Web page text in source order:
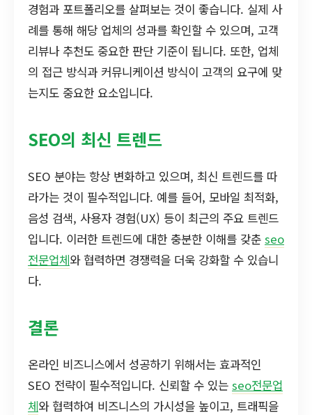
경험과 포트폴리오를 살펴보는 것이 좋습니다. 실제 사
례를 통해 해당 업체의 성과를 확인할 수 있으며, 고객
리뷰나 추천도 중요한 판단 기준이 됩니다. 또한, 업체
의 접근 방식과 커뮤니케이션 방식이 고객의 요구에 맞
는지도 중요한 요소입니다.
SEO의 최신 트렌드
SEO 분야는 항상 변화하고 있으며, 최신 트렌드를 따
라가는 것이 필수적입니다. 예를 들어, 모바일 최적화,
음성 검색, 사용자 경험(UX) 등이 최근의 주요 트렌드
입니다. 이러한 트렌드에 대한 충분한 이해를 갖춘 seo
전문업체와 협력하면 경쟁력을 더욱 강화할 수 있습니
다.
결론
온라인 비즈니스에서 성공하기 위해서는 효과적인
SEO 전략이 필수적입니다. 신뢰할 수 있는 seo전문업
체와 협력하여 비즈니스의 가시성을 높이고, 트래픽을